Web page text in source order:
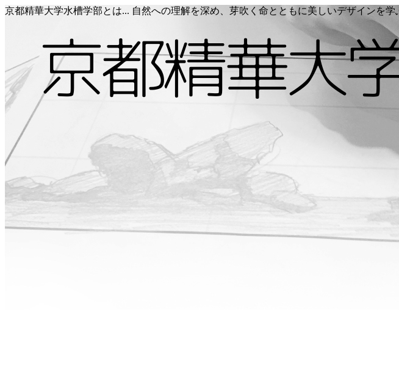
京都精華大学水槽学部とは... 自然への理解を深め、芽吹く命とともに美しいデザインを